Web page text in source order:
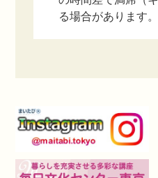
る場合があります。